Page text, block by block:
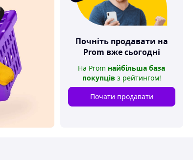
Почніть продавати на
Prom вже сьогодні
На Prom найбільша база
покупців з рейтингом!
Почати продавати